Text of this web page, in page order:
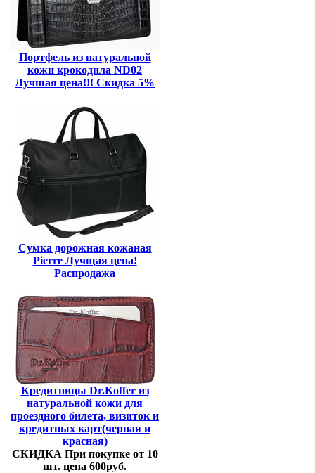
Портфель из натуральной
кожи крокодила ND02
Лучшая цена!!! Скидка 5%
Сумка дорожная кожаная
Pierre Лучщая цена!
Распродажа
Кредитницы Dr.Koffer из
натуральной кожи для
проездного билета, визиток и
кредитных карт(черная и
красная)
СКИДКА При покупке от 10
шт. цена 600руб.